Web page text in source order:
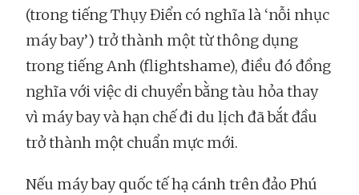
(trong tiếng Thụy Điển có nghĩa là ‘nỗi nhục
máy bay’) trở thành một từ thông dụng
trong tiếng Anh (flightshame), điều đó đồng
nghĩa với việc di chuyển bằng tàu hỏa thay
vì máy bay và hạn chế đi du lịch đã bắt đầu
trở thành một chuẩn mực mới.
Nếu máy bay quốc tế hạ cánh trên đảo Phú